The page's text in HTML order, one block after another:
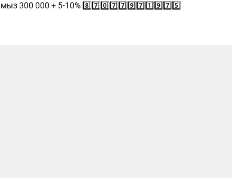
300 000 + 5-10% 8️⃣7️⃣0️⃣7️⃣7️⃣9️⃣7️⃣1️⃣9️⃣7️⃣5️⃣